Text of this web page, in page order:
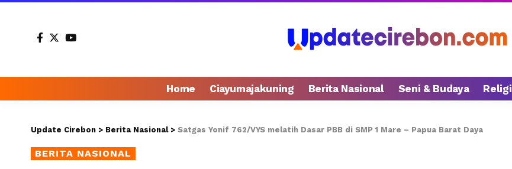
Home Ciayumajakuning Berita Nasional Seni & Budaya Religi
Update Cirebon > Berita Nasional> Satgas Yonif 762/VYS melatih Dasar PBB di SMP 1 Mare – Papua Barat Daya
BERITA NASIONAL